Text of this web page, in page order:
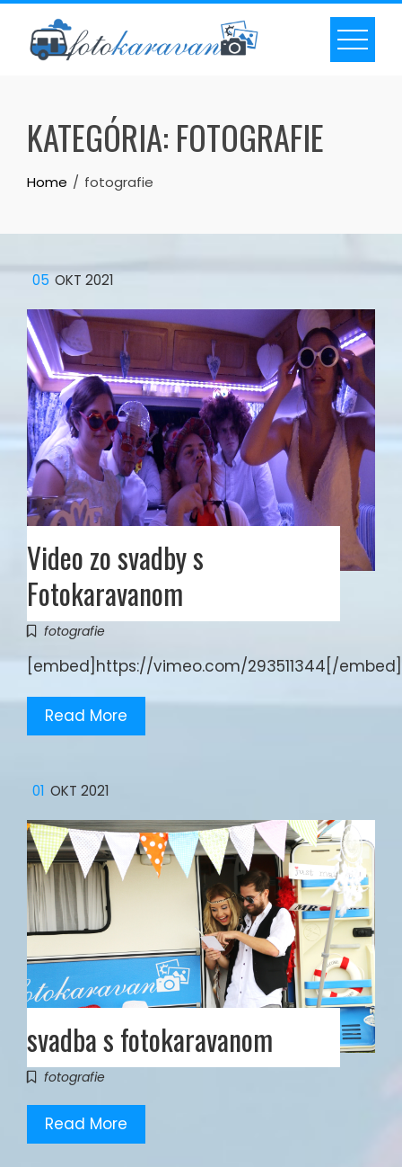
Skip
content
KATEGÓRIA: FOTOGRAFIE
Home fotografie
05 OKT 2021
Video zo svadby s
Fotokaravanom
fotografie
[embed]https://vimeo.com/293511344[/embed]
Read More
01 OKT 2021
svadba s fotokaravanom
fotografie
Read More